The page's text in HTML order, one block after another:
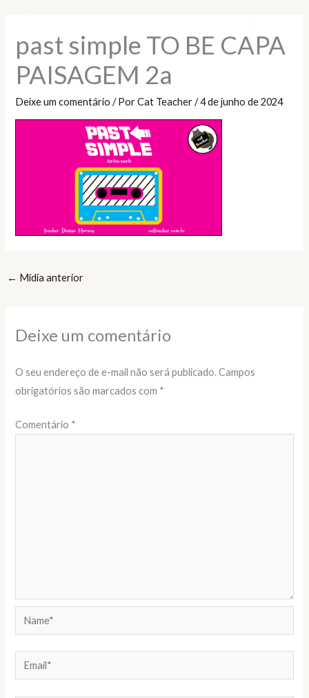
conteúdo
past simple TO BE CAPA
PAISAGEM 2a
Deixe um comentário / PorCat Teacher/4 de junho de 2024
← Mídia anterior
Deixe um comentário
O seu endereço de e-mail não será publicado. Campos
obrigatórios são marcados com *
Comentário *
Name*
Email*